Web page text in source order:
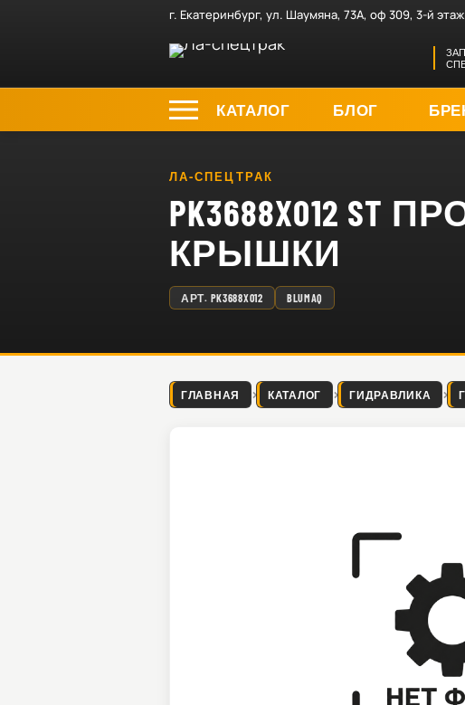
г. Екатеринбург, ул. Шаумяна, 73А, оф 309, 3-й этаж
КАТАЛОГ БЛОГ
ЛА-СПЕЦТРАК
PK3688X012
КРЫШКИ
АРТ. PK3688X012 BLUMAQ
ГЛАВНАЯ КАТАЛОГ ГИДРАВЛИКА